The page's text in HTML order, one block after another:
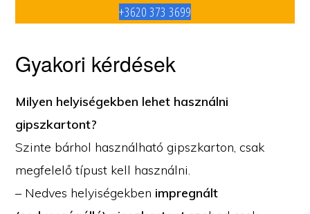
+3620 373 3699
Gyakori kérdések
Milyen helyiségekben lehet használni
gipszkartont?
Szinte bárhol használható gipszkarton, csak
megfelelő típust kell használni.
– Nedves helyiségekben impregnált